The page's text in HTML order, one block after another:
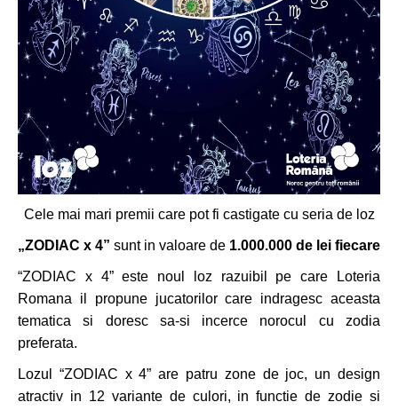
Cele mai mari premii care pot fi castigate cu seria de loz
„ZODIAC x 4” sunt in valoare de 1.000.000 de lei fiecare
“ZODIAC x 4” este noul loz razuibil pe care Loteria
Romana il propune jucatorilor care indragesc aceasta
tematica si doresc sa-si incerce norocul cu zodia
preferata.
Lozul “ZODIAC x 4” are patru zone de joc, un design
atractiv in 12 variante de culori, in functie de zodie si